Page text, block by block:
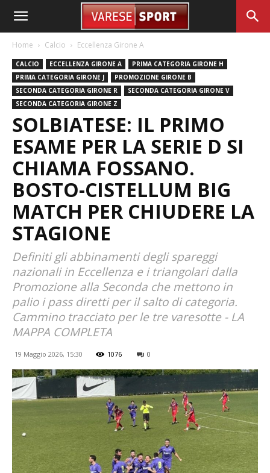
Home Calcio Eccellenza Girone A
CALCIO ECCELLENZA GIRONE A
PRIMA CATEGORIA GIRONE H
PRIMA CATEGORIA GIRONE J
PROMOZIONE GIRONE B
SECONDA CATEGORIA GIRONE R
SECONDA CATEGORIA GIRONE V
SECONDA CATEGORIA GIRONE Z
SOLBIATESE: IL PRIMO
ESAME PER LA SERIE D SI
CHIAMA FOSSANO.
BOSTO-CISTELLUM BIG
MATCH PER CHIUDERE LA
STAGIONE
Definiti gli abbinamenti degli spareggi
nazionali in Eccellenza e i triangolari dalla
Promozione alla Seconda che mettono in
palio i pass diretti per il salto di categoria.
Cammino tracciato per le tre varesotte - LA
MAPPA COMPLETA
19 Maggio 2026, 15:30 1076 0